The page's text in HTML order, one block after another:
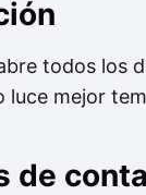
todos los
mejor
de